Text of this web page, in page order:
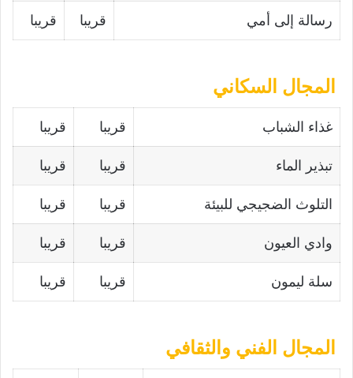
رسالة إلى أمي قريبا قريبا
المجال السكاني
غذاء الشباب قريبا قريبا
تبذير الماء قريبا قريبا
التلوث الضجيجي للبيئة قريبا قريبا
وادي العيون قريبا قريبا
سلة ليمون قريبا قريبا
المجال الفني والثقافي